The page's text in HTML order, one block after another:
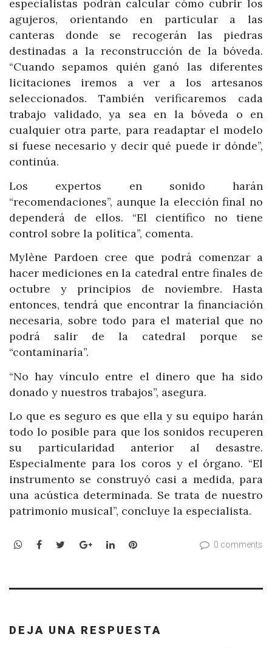
especialistas podrán calcular cómo cubrir los
agujeros, orientando en particular a las
canteras donde se recogerán las piedras
destinadas a la reconstrucción de la bóveda.
“Cuando sepamos quién ganó las diferentes
licitaciones iremos a ver a los artesanos
seleccionados. También verificaremos cada
trabajo validado, ya sea en la bóveda o en
cualquier otra parte, para readaptar el modelo
si fuese necesario y decir qué puede ir dónde”,
continúa.
Los expertos en sonido harán
“recomendaciones”, aunque la elección final no
dependerá de ellos. “El científico no tiene
control sobre la política”, comenta.
Mylène Pardoen cree que podrá comenzar a
hacer mediciones en la catedral entre finales de
octubre y principios de noviembre. Hasta
entonces, tendrá que encontrar la financiación
necesaria, sobre todo para el material que no
podrá salir de la catedral porque se
“contaminaría”.
“No hay vínculo entre el dinero que ha sido
donado y nuestros trabajos”, asegura.
Lo que es seguro es que ella y su equipo harán
todo lo posible para que los sonidos recuperen
su particularidad anterior al desastre.
Especialmente para los coros y el órgano. “El
instrumento se construyó casi a medida, para
una acústica determinada. Se trata de nuestro
patrimonio musical”, concluye la especialista.
WhatsApp
Facebook
TwitterGoogle+LinkedInPinterest 0 comments
DEJA UNA RESPUESTA